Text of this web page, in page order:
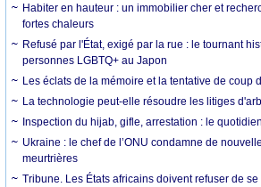
Habiter en hauteur : un immobilier cher et
fortes chaleurs
Refusé par l'État, exigé par la rue : le tournant
personnes LGBTQ+ au Japon
Les éclats de la mémoire et la tentative de coup
La technologie peut-elle résoudre les litiges
Inspection du hijab, gifle, arrestation : le
Ukraine : le chef de l’ONU condamne de
meurtrières
Tribune. Les États africains doivent refuser de